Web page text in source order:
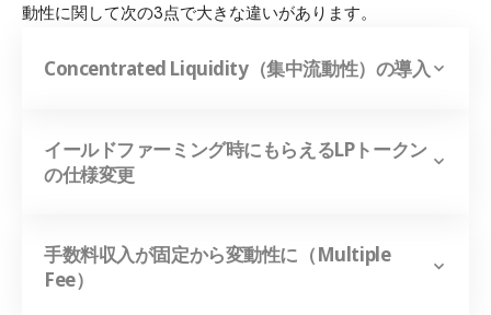
動性に関して次の3点で大きな違いがあります。
Concentrated Liquidity（集中流動性）の導入
イールドファーミング時にもらえるLPトークン
の仕様変更
手数料収入が固定から変動性に（Multiple
Fee）